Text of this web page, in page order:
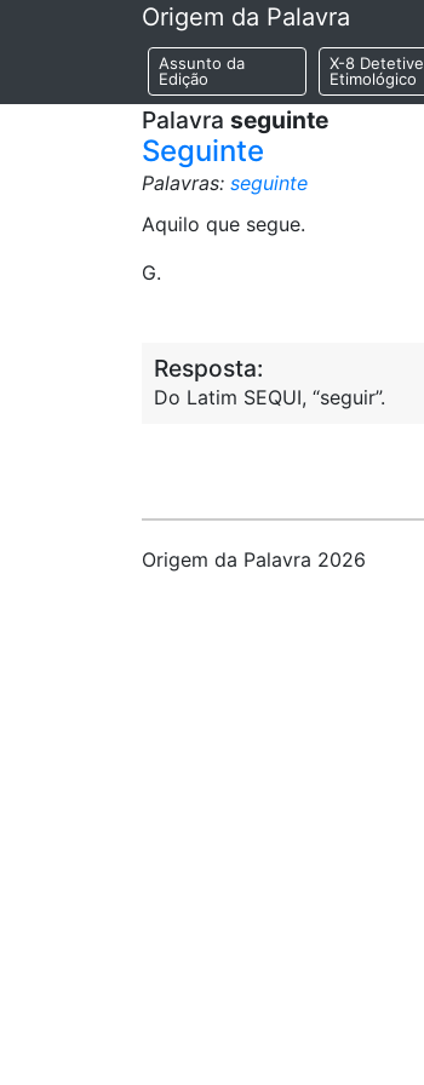
Origem da Palavra
Assunto da
Edição
X-8 Detetive
Etimológico
Palavra seguinte
Seguinte
Palavras: seguinte
Aquilo que segue.
G.
Resposta:
Do Latim SEQUI, “seguir”.
Origem da Palavra 2026